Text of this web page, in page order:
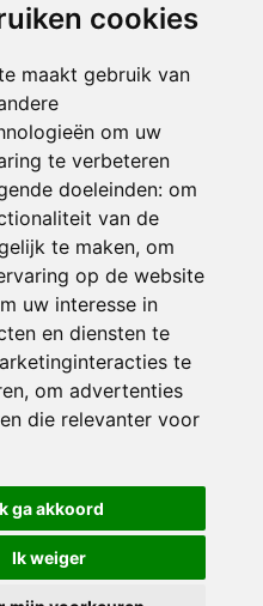
cookies
maakt gebruik van
om uw
te verbeteren
doeleinden: om
van de
te maken, om
op de website
uw interesse in
en diensten te
te
, om advertenties
die relevanter voor
ga akkoord
Ik weiger
Verhuizen
arlon
athus
Verhuizen
auby-sur-
semois